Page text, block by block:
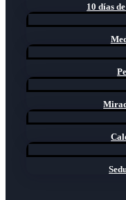
10 días